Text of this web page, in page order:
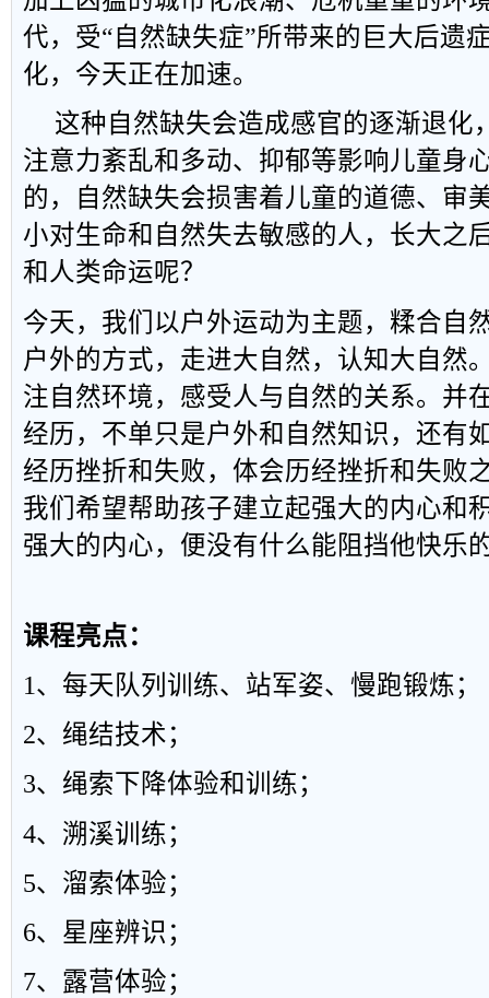
代，受“ 自然缺失症”所带来的巨大后遗
化，今天正在加速。
这种自然缺失会造成感官的逐渐退化
注意力紊乱和多动、抑郁等影响儿童身
的，自然缺失会损害着儿童的道德、审
小对生命和自然失去敏感的人，长大之
和人类命运呢？
今天， 我们 以户外运动为主题，糅合自
户外的方式，走进大自然，认知大自然
注自然环境， 感受人与自然的关系。 并
经历，不单只是户外和自然知识，还有
经历挫折和失败，体会历经挫折和失败
我们希望帮助孩子建立起强大的内心和
强大的内心，便没有什么能阻挡他快乐
课程亮点：
1、每天队列训练、站军姿、慢跑锻炼；
2、绳结技术；
3、绳索下降体验和训练；
4、溯溪训练；
5、溜索体验；
6、星座辨识；
7、露营体验；